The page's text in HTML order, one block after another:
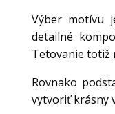
Výber motívu
detailné
Tetovanie totiž
Rovnako
vytvoriť krásny